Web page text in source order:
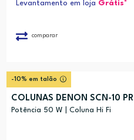
Levantamento em loja Grátis*
comparar
-10% em talão
COLUNAS DENON SCN-10 PR
Potência 50 W | Coluna Hi Fi